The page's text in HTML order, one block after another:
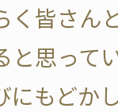
皆さん
思って
もどか